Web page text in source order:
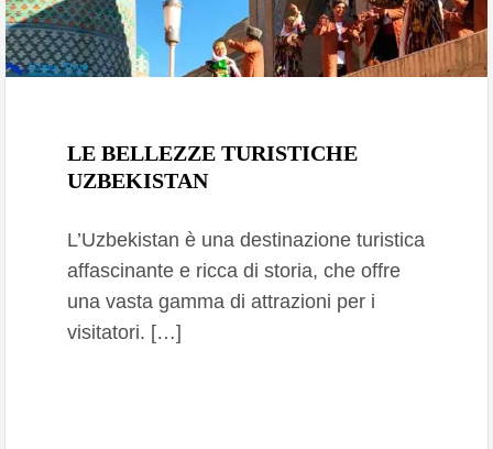
LE BELLEZZE TURISTICHE
UZBEKISTAN
L’Uzbekistan è una destinazione turistica
affascinante e ricca di storia, che offre
una vasta gamma di attrazioni per i
visitatori. […]